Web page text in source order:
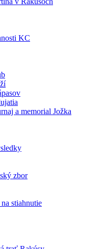
KC
a memorial Jožka
zbor
stiahnutie